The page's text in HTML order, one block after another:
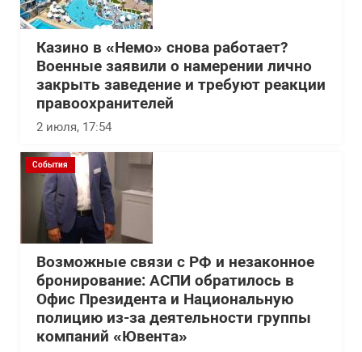
Казино в «Немо» снова работает?
Военные заявили о намерении лично
закрыть заведение и требуют реакции
правоохранителей
2 июля, 17:54
События
Возможные связи с РФ и незаконное
бронирование: АСПИ обратилось в
Офис Президента и Национальную
полицию из-за деятельности группы
компаний «Ювента»